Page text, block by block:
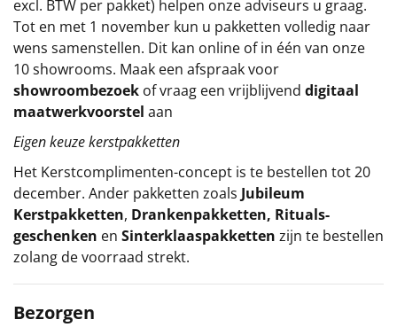
Alle overige
excl. BTW per pakket) helpen onze adviseurs u graag.
Tot en met 1 november kun u pakketten volledig naar
wens samenstellen. Dit kan online of in één van onze
10 showrooms. Maak een afspraak voor
showroombezoek of vraag een vrijblijvend digitaal
maatwerkvoorstel aan
Eigen keuze kerstpakketten
Het Kerstcomplimenten-concept is te bestellen tot 20
december. Ander pakketten zoals Jubileum
Kerstpakketten, Drankenpakketten, Rituals-
geschenken en Sinterklaaspakketten zijn te bestellen
zolang de voorraad strekt.
Bezorgen